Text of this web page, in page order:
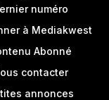
numéro
à Mediakwest
Abonné
contacter
annonces